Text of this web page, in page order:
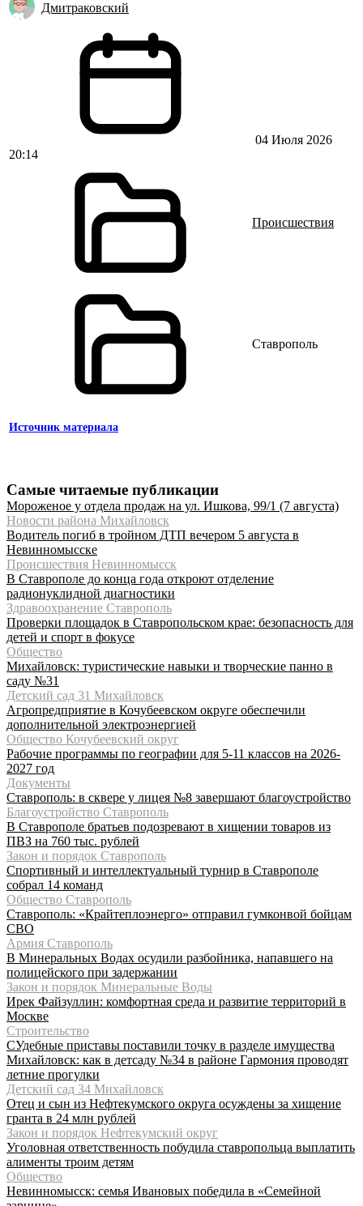
Дмитраковский
04 Июля 2026
20:14
Происшествия
Ставрополь
Источник материала
Самые читаемые публикации
Мороженое у отдела продаж на ул. Ишкова, 99/1 (7 августа)
Новости района Михайловск
Водитель погиб в тройном ДТП вечером 5 августа в
Невинномысске
Происшествия Невинномысск
В Ставрополе до конца года откроют отделение
радионуклидной диагностики
Здравоохранение Ставрополь
Проверки площадок в Ставропольском крае: безопасность для
детей и спорт в фокусе
Общество
Михайловск: туристические навыки и творческие панно в
саду №31
Детский сад 31 Михайловск
Агропредприятие в Кочубеевском округе обеспечили
дополнительной электроэнергией
Общество Кочубеевский округ
Рабочие программы по географии для 5-11 классов на 2026-
2027 год
Документы
Ставрополь: в сквере у лицея №8 завершают благоустройство
Благоустройство Ставрополь
В Ставрополе братьев подозревают в хищении товаров из
ПВЗ на 760 тыс. рублей
Закон и порядок Ставрополь
Спортивный и интеллектуальный турнир в Ставрополе
собрал 14 команд
Общество Ставрополь
Ставрополь: «Крайтеплоэнерго» отправил гумконвой бойцам
СВО
Армия Ставрополь
В Минеральных Водах осудили разбойника, напавшего на
полицейского при задержании
Закон и порядок Минеральные Воды
Ирек Файзуллин: комфортная среда и развитие территорий в
Москве
Строительство
СУдебные приставы поставили точку в разделе имущества
Михайловск: как в детсаду №34 в районе Гармония проводят
летние прогулки
Детский сад 34 Михайловск
Отец и сын из Нефтекумского округа осуждены за хищение
гранта в 24 млн рублей
Закон и порядок Нефтекумский округ
Уголовная ответственность побудила ставропольца выплатить
алименты троим детям
Общество
Невинномысск: семья Ивановых победила в «Семейной